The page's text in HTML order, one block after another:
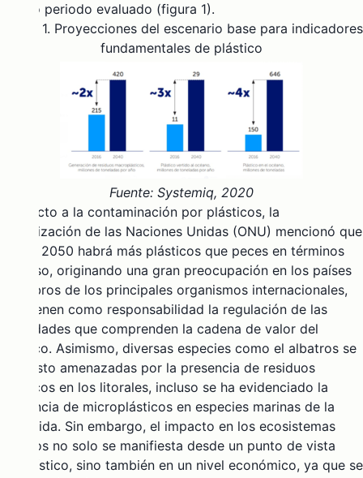
mismo periodo evaluado (figura 1).
Figura 1. Proyecciones del escenario base para indicadores
fundamentales de plástico
Fuente: Systemiq, 2020
Respecto a la contaminación por plásticos, la
Organización de las Naciones Unidas (ONU) mencionó que
al año 2050 habrá más plásticos que peces en términos
de peso, originando una gran preocupación en los países
miembros de los principales organismos internacionales,
que tienen como responsabilidad la regulación de las
actividades que comprenden la cadena de valor del
plástico. Asimismo, diversas especies como el albatros se
han visto amenazadas por la presencia de residuos
plásticos en los litorales, incluso se ha evidenciado la
presencia de microplásticos en especies marinas de la
Antártida. Sin embargo, el impacto en los ecosistemas
marinos no solo se manifiesta desde un punto de vista
paisajístico, sino también en un nivel económico, ya que se